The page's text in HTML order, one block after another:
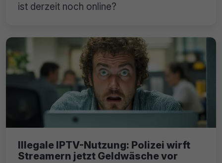
ist derzeit noch online?
Illegale IPTV-Nutzung: Polizei wirft
Streamern jetzt Geldwäsche vor